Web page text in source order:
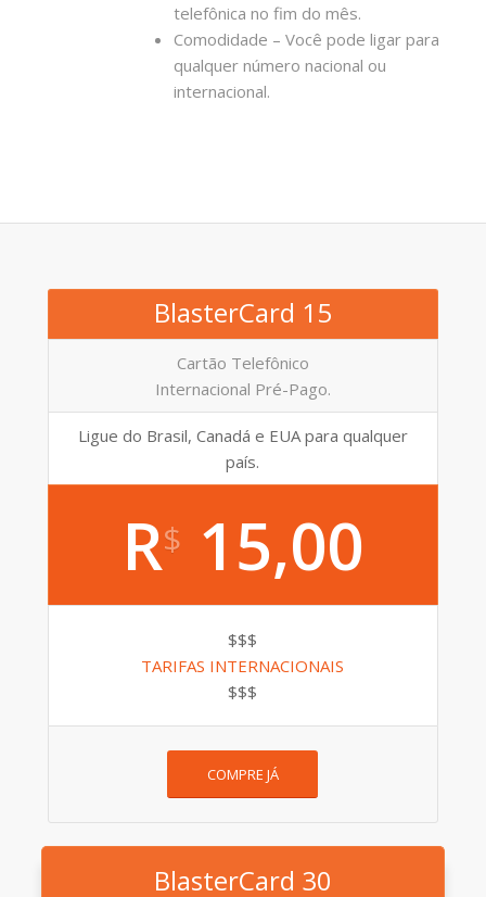
telefônica no fim do mês.
Comodidade – Você pode ligar para
qualquer número nacional ou
internacional.
BlasterCard 15
Cartão Telefônico
Internacional Pré-Pago.
Ligue do Brasil, Canadá e EUA para qualquer
país.
R$ 15,00
$$$
TARIFAS INTERNACIONAIS
$$$
COMPRE JÁ
BlasterCard 30